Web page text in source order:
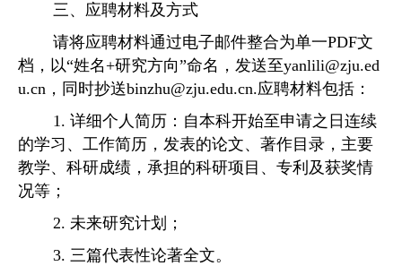
三、应聘材料及方式
请将应聘材料通过电子邮件整合为单一PDF文
档 ，以“姓名+研究方向”命名，发送至yanlili@zju.ed
u.cn ，同时抄送binzhu@zju.edu.cn.应聘材料包括：
1. 详细个人简历：自本科开始至申请之日连续
的学习、工作简历，发表的论文、著作目录，主要
教学、科研成绩，承担的科研项目、专利及获奖情
况等；
2. 未来研究计划；
3. 三篇代表性论著全文。